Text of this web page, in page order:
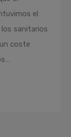
el
sanitarios
coste